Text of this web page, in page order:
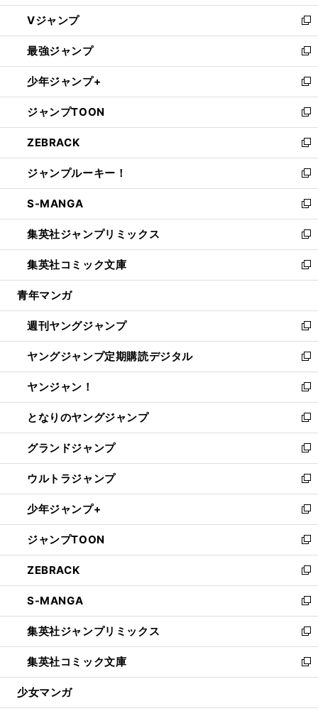
ウ
ィ
ン
ド
ウ
で
開
く
し
い
ウ
ィ
ン
ド
ウ
で
開
く
Vジャンプ
新
し
い
ウ
ィ
ン
ド
ウ
で
開
く
最強ジャンプ
新
し
い
ウ
ィ
ン
ド
ウ
で
開
く
少年ジャンプ+
新
し
い
ウ
ィ
ン
ド
ウ
で
開
く
ジャンプTOON
新
し
い
ウ
ィ
ン
ド
ウ
で
開
く
ZEBRACK
新
し
い
ウ
ィ
ン
ド
ウ
で
開
ジャンプルーキー！
新
し
い
ウ
ィ
ン
ド
ウ
開
く
S-MANGA
新
し
い
ウ
ィ
ン
ウ
で
開
く
集英社ジャンプリミックス
新
し
い
ウ
ン
ド
ウ
で
開
く
集英社コミック文庫
新
し
ウ
ィ
ン
ド
ウ
で
開
く
青年マンガ
週刊ヤングジャンプ
新
し
い
ウ
ィ
ン
ド
ウ
で
開
く
ヤングジャンプ定期購読デジタル
新
し
い
ウ
ィ
ン
ド
ウ
で
開
く
ヤンジャン！
新
し
い
ウ
ィ
ン
ド
ウ
で
開
く
となりのヤングジャンプ
新
し
い
ウ
ィ
ン
ド
ウ
で
開
く
グランドジャンプ
新
し
い
ウ
ィ
ン
ド
ウ
で
開
く
ウルトラジャンプ
新
し
い
ウ
ィ
ン
ド
ウ
で
開
く
少年ジャンプ+
新
し
い
ウ
ィ
ン
ド
ウ
で
開
く
ジャンプTOON
新
し
い
ウ
ィ
ン
ド
ウ
で
開
ZEBRACK
新
し
い
ウ
ィ
ン
ド
ウ
開
S-MANGA
新
し
い
ウ
ィ
ン
ウ
集英社ジャンプリミックス
新
し
い
ウ
ン
集英社コミック文庫
新
し
ウ
少女マンガ